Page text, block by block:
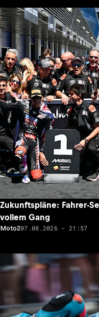
Zukunftspläne: Fahrer-
vollem Gang
Moto207.08.2026 - 21:57